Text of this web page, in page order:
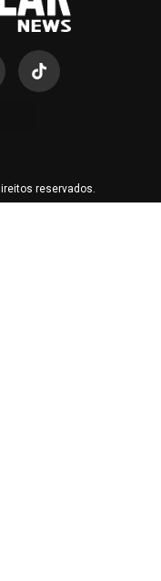
reservados.